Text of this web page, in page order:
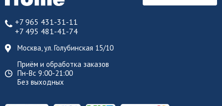
+7 965 431-31-11
+7 495 481-41-74
Москва, ул. Голубинская 15/10
Приём и обработка заказов
Пн-Вс 9:00-21:00
Без выходных